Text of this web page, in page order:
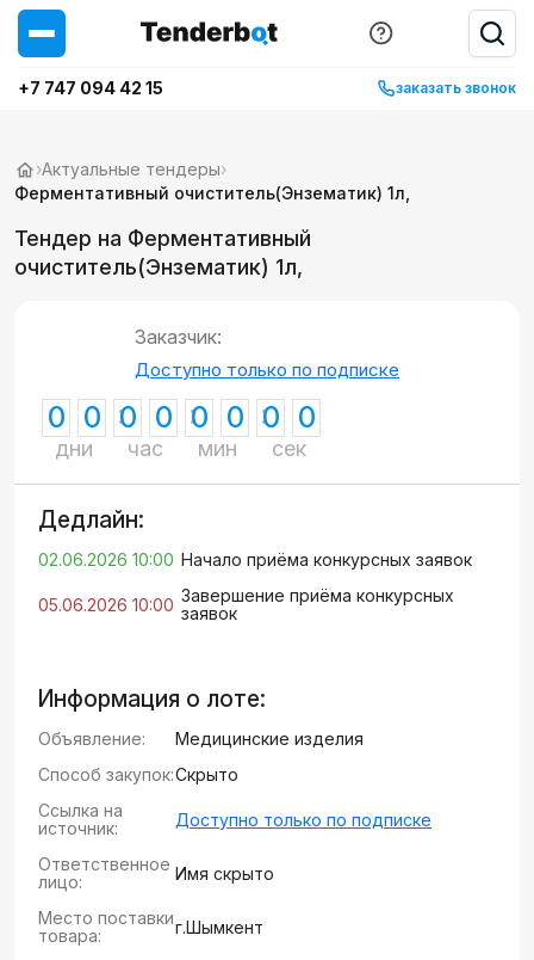
+7 747 094 42 15 заказать звонок
›Актуальные тендеры›
Ферментативный очиститель(Энзематик) 1л,
Тендер на Ферментативный
очиститель(Энзематик) 1л,
Заказчик:
Доступно только по подписке
0 0
дни
0 0
час
0 0
мин
0 0
сек
Дедлайн:
02.06.2026 10:00 Начало приёма конкурсных заявок
05.06.2026 10:00 Завершение приёма конкурсных
заявок
Информация о лоте:
Объявление:
Медицинские изделия
Способ закупок:Скрыто
Ссылка на
источник:
Доступно только по подписке
Ответственное
лицо:
Имя скрыто
Место поставки
товара:
г.Шымкент